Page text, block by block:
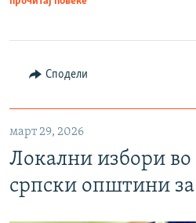
Сподели
март 29, 2026
Локални избори во
српски општини